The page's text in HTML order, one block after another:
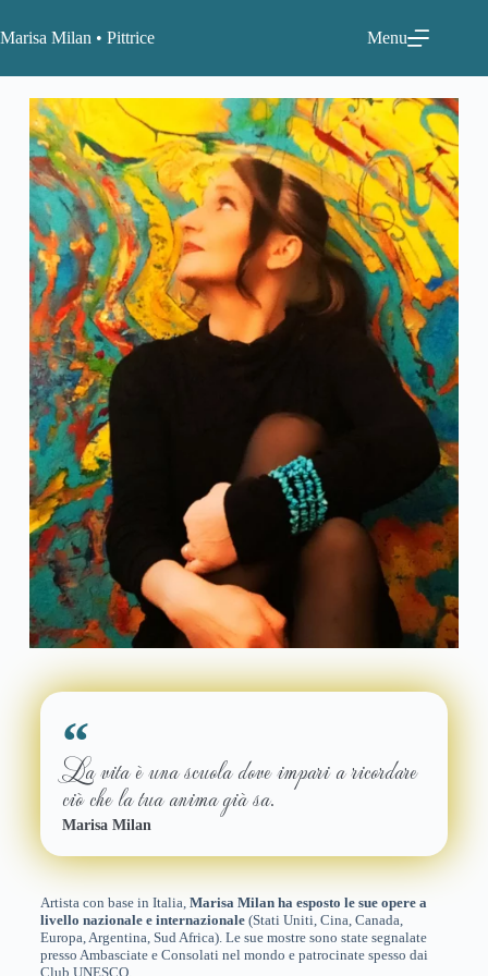
Marisa Milan • Pittrice Menu
La vita è una scuola dove impari a ricordare
ciò che la tua anima già sa.
Marisa Milan
Artista con base in Italia, Marisa Milan ha esposto le sue opere a
livello nazionale e internazionale(Stati Uniti, Cina, Canada,
Europa, Argentina, Sud Africa). Le sue mostre sono state segnalate
presso Ambasciate e Consolati nel mondo e patrocinate spesso dai
Club UNESCO.